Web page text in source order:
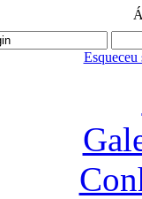
Esqueceu